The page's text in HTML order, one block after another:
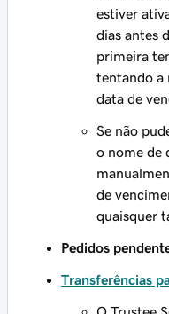
estiver
dias antes
primeira
tentando a
data de
Se não
o nome de
de
quaisquer
Pedidos
Transferências